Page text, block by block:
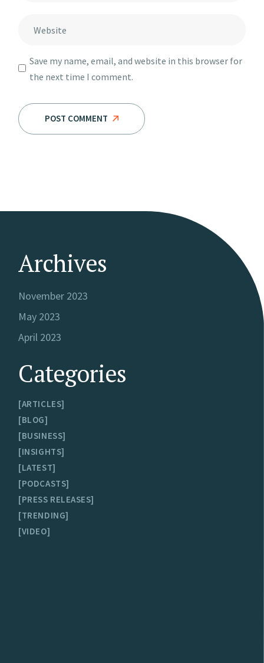
Save my name, email, and website in this browser for
the next time I comment.
POST COMMENT
Archives
November 2023
May 2023
April 2023
Categories
ARTICLES
BLOG
BUSINESS
INSIGHTS
LATEST
PODCASTS
PRESS RELEASES
TRENDING
VIDEO